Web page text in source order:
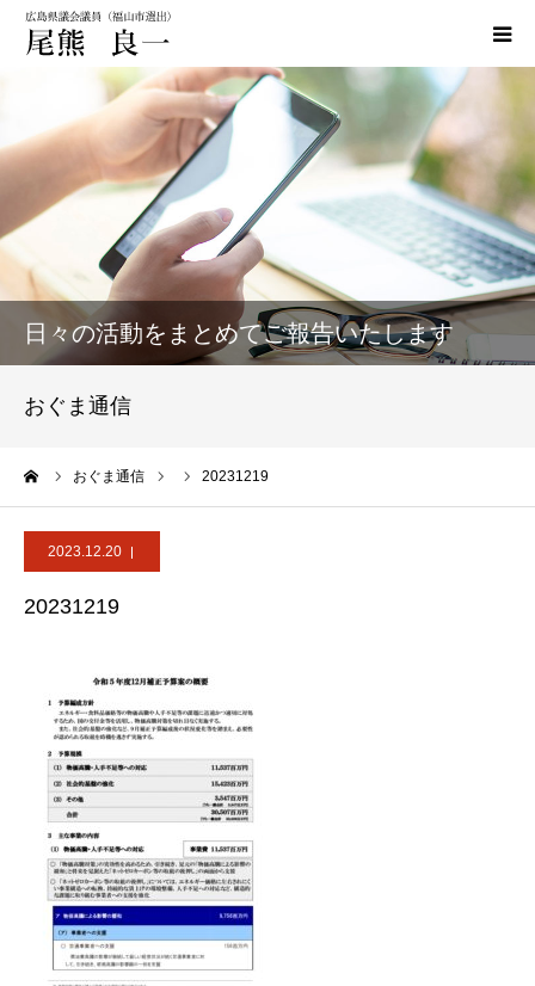
日々の活動をまとめてご報告いたします
おぐま通信
おぐま通信 20231219
2023.12.20
20231219
HOME
活動実績
活動報告